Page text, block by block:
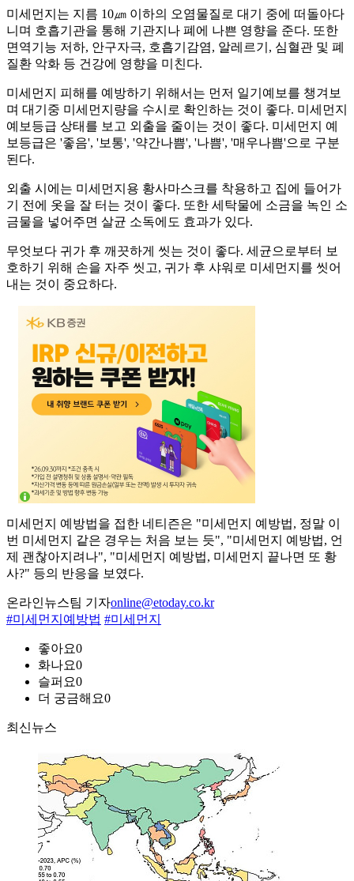
미세먼지는 지름 10㎛ 이하의 오염물질로 대기 중에 떠돌아다
니며 호흡기관을 통해 기관지나 폐에 나쁜 영향을 준다. 또한
면역기능 저하, 안구자극, 호흡기감염, 알레르기, 심혈관 및 폐
질환 악화 등 건강에 영향을 미친다.
미세먼지 피해를 예방하기 위해서는 먼저 일기예보를 챙겨보
며 대기중 미세먼지량을 수시로 확인하는 것이 좋다. 미세먼지
예보등급 상태를 보고 외출을 줄이는 것이 좋다. 미세먼지 예
보등급은 '좋음', '보통', '약간나쁨', '나쁨', '매우나쁨'으로 구분
된다.
외출 시에는 미세먼지용 황사마스크를 착용하고 집에 들어가
기 전에 옷을 잘 터는 것이 좋다. 또한 세탁물에 소금을 녹인 소
금물을 넣어주면 살균 소독에도 효과가 있다.
무엇보다 귀가 후 깨끗하게 씻는 것이 좋다. 세균으로부터 보
호하기 위해 손을 자주 씻고, 귀가 후 샤워로 미세먼지를 씻어
내는 것이 중요하다.
미세먼지 예방법을 접한 네티즌은 "미세먼지 예방법, 정말 이
번 미세먼지 같은 경우는 처음 보는 듯", "미세먼지 예방법, 언
제 괜찮아지려나", "미세먼지 예방법, 미세먼지 끝나면 또 황
사?" 등의 반응을 보였다.
온라인뉴스팀 기자online@etoday.co.kr
#미세먼지예방법 #미세먼지
좋아요0
화나요0
슬퍼요0
더 궁금해요0
최신뉴스